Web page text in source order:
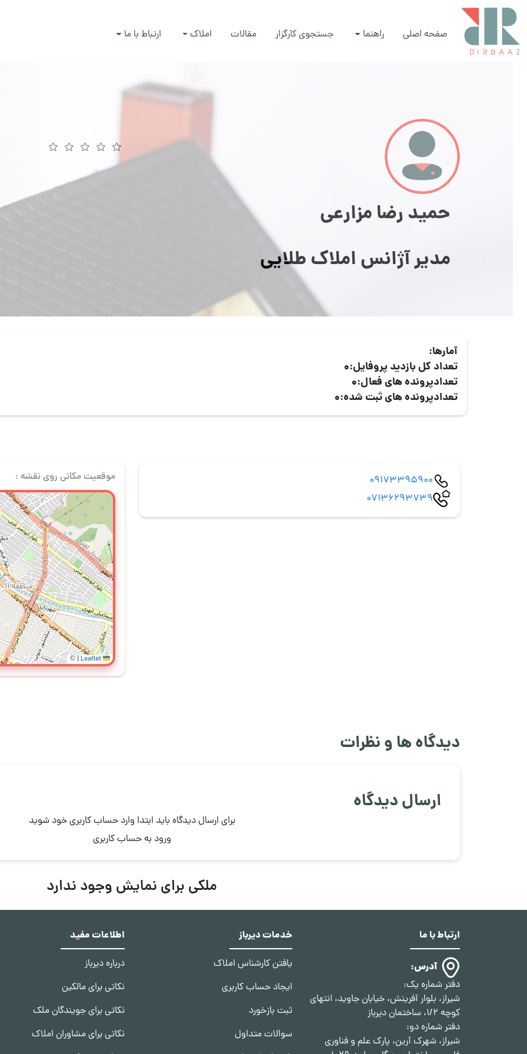
صفحه اصلی راهنما جستجوی کارگزار مقالات املاک ارتباط با ما
حمید رضا مزارعی
مدیر آژانس املاک طلایی
آمارها:
تعداد کل بازدید پروفایل:0
تعدادپرونده های فعال:0
تعدادپرونده های ثبت شده:0
09173395900
07136293739
موقعیت مکانی روی نقشه :
Leaflet
|
©
دیدگاه ها و نظرات
ارسال دیدگاه
برای ارسال دیدگاه باید ابتدا وارد حساب کاربری خود شوید
ورود به حساب کاربری
ملکی برای نمایش وجود ندارد
ارتباط با ما
آدرس:
دفتر شماره یک:
شیراز، بلوار آفرینش، خیابان جاوید، انتهای
کوچه 1/2، ساختمان دیرباز
دفتر شماره دو:
شیراز، شهرک آرین، پارک علم و فناوری
خدمات دیرباز
یافتن کارشناس املاک
ایجاد حساب کاربری
ثبت بازخورد
سوالات متداول
اطلاعات مفید
درباره دیرباز
نکاتی برای مالکین
نکاتی برای جویندگان ملک
نکاتی برای مشاوران املاک